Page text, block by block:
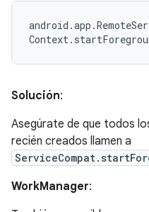
Solución:
Asegúrate de que todos
recién creados llamen a
WorkManager: